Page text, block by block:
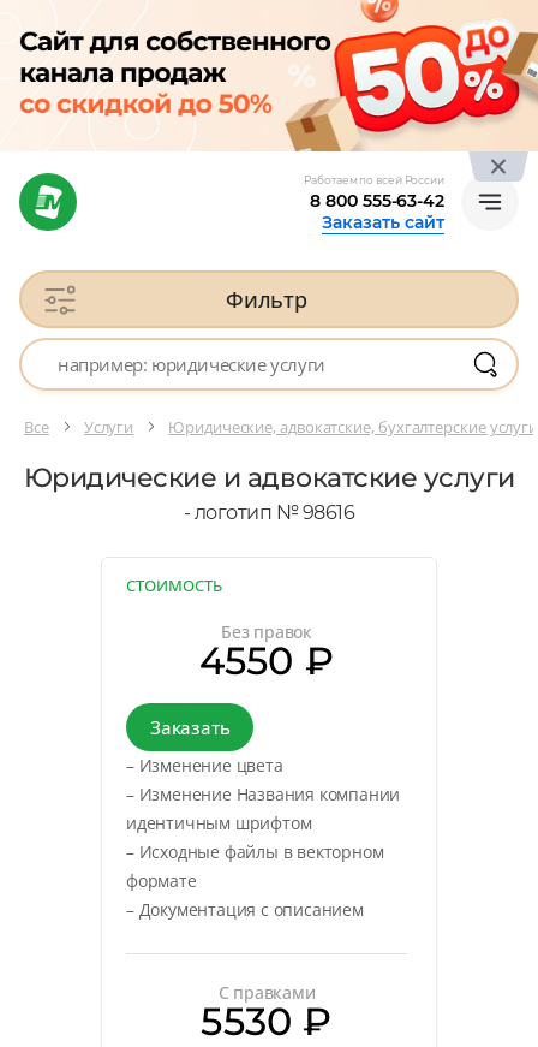
Работаем по всей России
8 800 555-63-42
Заказать сайт
Фильтр
Все Услуги Юридические, адвокатские, бухгалтерские услуги
Юридические и адвокатские услуги
- логотип № 98616
СТОИМОСТЬ
Без правок
4550 ₽
Заказать
– Изменение цвета
– Изменение Названия компании
идентичным шрифтом
– Исходные файлы в векторном
формате
– Документация с описанием
С правками
5530 ₽